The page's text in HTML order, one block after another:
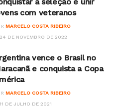
com veteranos
MARCELO COSTA RIBEIRO
24 DE NOVEMBRO DE 2022
vence o Brasil no
e conquista a Copa
MARCELO COSTA RIBEIRO
11 DE JULHO DE 2021